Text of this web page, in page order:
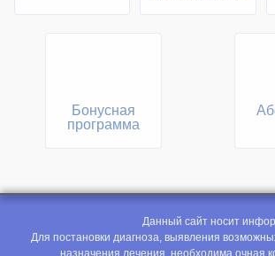
Бонусная
программа
Данный сайт носит
Для постановки диагноза, выявления